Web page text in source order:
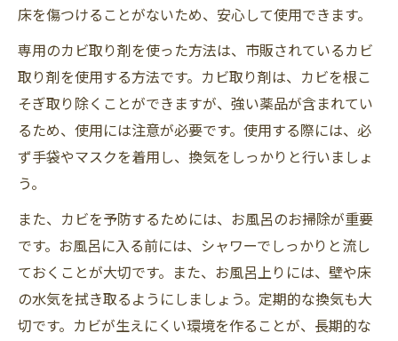
床を傷つけることがないため、安心して使用できます。
専用のカビ取り剤を使った方法は、市販されているカビ
取り剤を使用する方法です。カビ取り剤は、カビを根こ
そぎ取り除くことができますが、強い薬品が含まれてい
るため、使用には注意が必要です。使用する際には、必
ず手袋やマスクを着用し、換気をしっかりと行いましょ
う。
また、カビを予防するためには、お風呂のお掃除が重要
です。お風呂に入る前には、シャワーでしっかりと流し
ておくことが大切です。また、お風呂上りには、壁や床
の水気を拭き取るようにしましょう。定期的な換気も大
切です。カビが生えにくい環境を作ることが、長期的な